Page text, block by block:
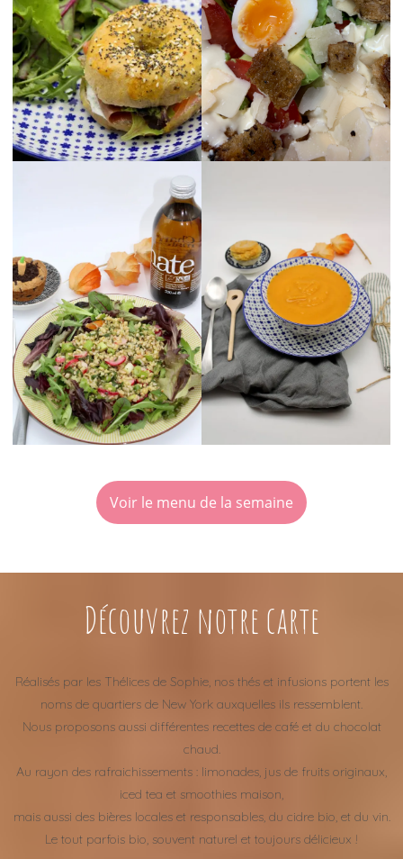
Voir le menu de la semaine
Découvrez notre carte
Réalisés par les Thélices de Sophie, nos thés et infusions portent les
noms de quartiers de New York auxquelles ils ressemblent.
Nous proposons aussi différentes recettes de café et du chocolat
chaud.
Au rayon des rafraichissements : limonades, jus de fruits originaux,
iced tea et smoothies maison,
mais aussi des bières locales et responsables, du cidre bio, et du vin.
Le tout parfois bio, souvent naturel et toujours délicieux !